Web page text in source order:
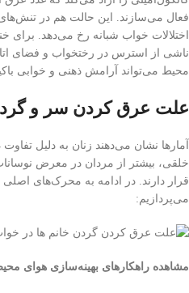
فعال می‌سازند. این حالت هم در
اختلالات خواب شبانه رخ می‌دهد. برای
ناشی از استرس در رختخواب و فضای
محیط می‌تواند آرامش ذهنی و خوابی
علت عرق كردن سر و
آمارها نشان می‌دهند زنان به دلیل
خلقی، بیشتر از مردان در معرض
قرار دارند. در ادامه به محرک‌های
می‌پردازیم:
مشاهده راهکارهای بهینه‌سازی هوای